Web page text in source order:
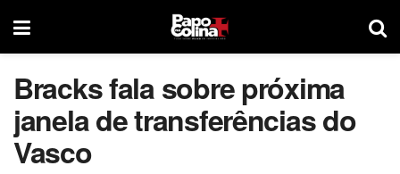
Bracks fala sobre próxima
janela de transferências do
Vasco